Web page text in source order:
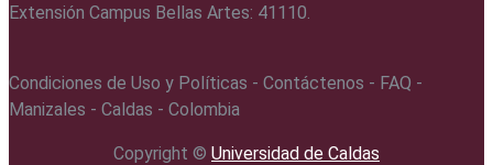
Extensión Campus Bellas Artes: 41110.
Condiciones de Uso y Políticas - Contáctenos - FAQ -
Manizales - Caldas - Colombia
Copyright ©️ Universidad de Caldas